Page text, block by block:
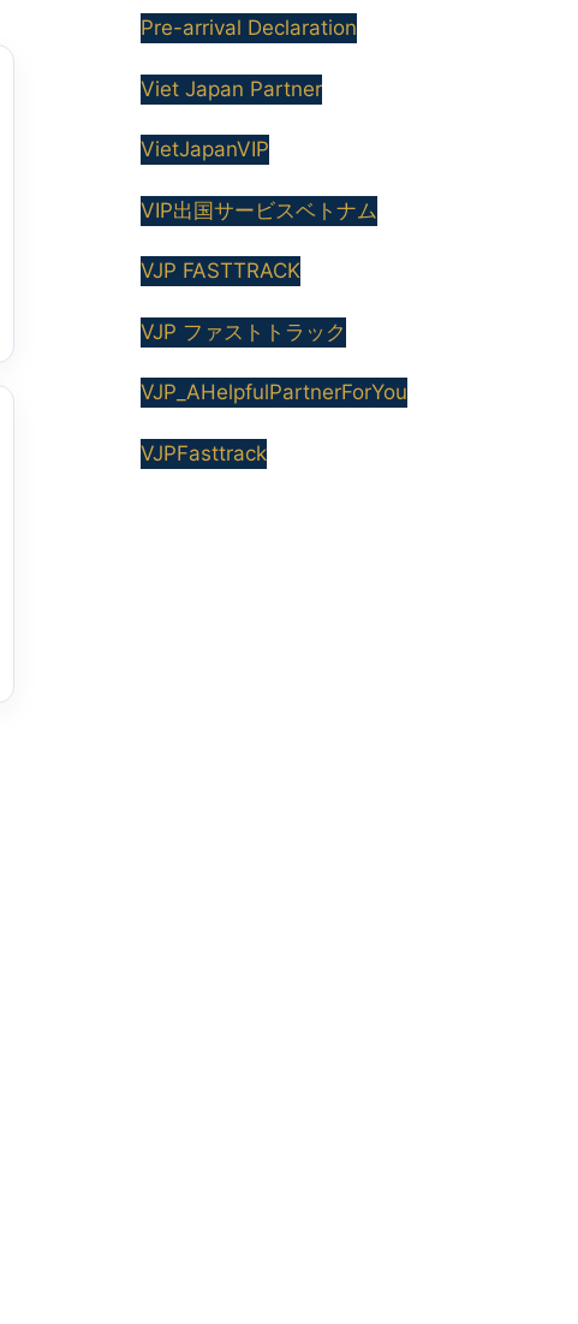
Pre-arrival Declaration
Viet Japan Partner
VietJapanVIP
VIP出国サービスベトナム
VJP FASTTRACK
VJP ファストトラック
VJP_AHelpfulPartnerForYou
VJPFasttrack